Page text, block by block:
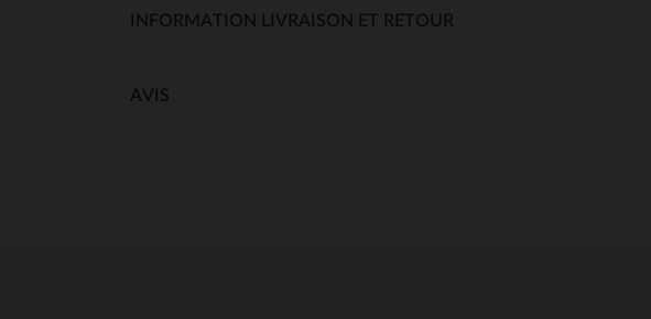
INFORMATION LIVRAISON ET RETOUR
AVIS